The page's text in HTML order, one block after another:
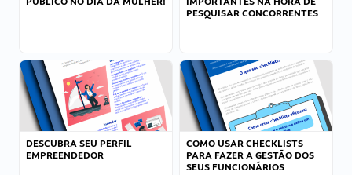
PESQUISAR CONCORRENTES
DESCUBRA SEU PERFIL
EMPREENDEDOR
COMO USAR CHECKLISTS
PARA FAZER A GESTÃO DOS
SEUS FUNCIONÁRIOS